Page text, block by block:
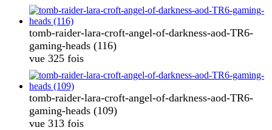
tomb-raider-lara-croft-angel-of-darkness-aod-TR6-
gaming-heads (116)
vue 325 fois
tomb-raider-lara-croft-angel-of-darkness-aod-TR6-
gaming-heads (109)
vue 313 fois